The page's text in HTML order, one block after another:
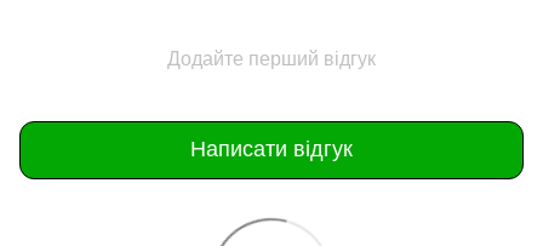
Додайте перший відгук
Написати відгук